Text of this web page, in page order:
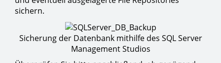
sichern.
Sicherung der Datenbank mithilfe des SQL Server
Management Studios